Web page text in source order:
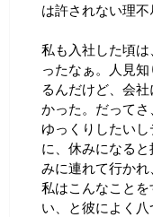
は許されない理不
私も入社した頃
ったなぁ。人見
るんだけど、会
かった。だって
ゆっくりしたい
に、休みになる
みに連れて行かれ
私はこんなこと
い、と彼によく